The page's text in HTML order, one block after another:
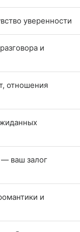
уверенности
и
отношения
ваш залог
и